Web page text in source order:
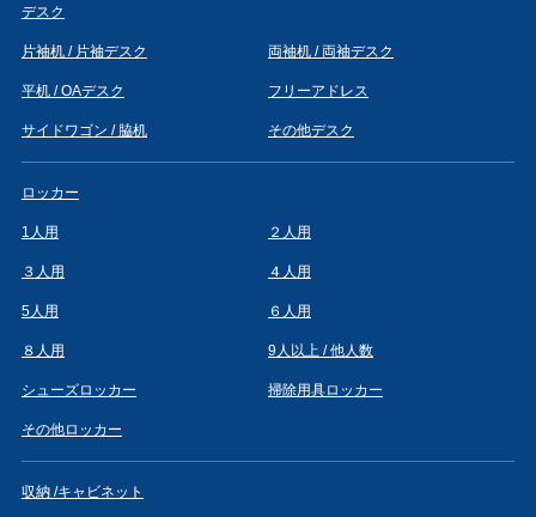
デスク
片袖机 / 片袖デスク 両袖机 / 両袖デスク
平机 / OAデスク フリーアドレス
サイドワゴン / 脇机 その他デスク
ロッカー
1人用 ２人用
３人用 ４人用
5人用 ６人用
８人用 9人以上 / 他人数
シューズロッカー 掃除用具ロッカー
その他ロッカー
収納 /キャビネット